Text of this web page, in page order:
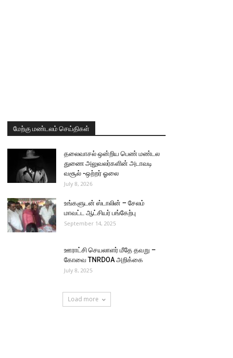
மேற்கு மண்டலம் செய்திகள்
தலைவாசல் ஒன்றிய பெண் மண்டல
துணை அலுவலர்களின் அடாவடி
வசூல் -ஒற்றர் ஓலை
July 8, 2026
உங்களுடன் ஸ்டாலின் – சேலம்
மாவட்ட ஆட்சியர் பங்கேற்பு
September 14, 2025
ஊராட்சி செயலாளர் மீதே தவறு –
கோவை TNRDOA அறிக்கை
July 8, 2025
Load more